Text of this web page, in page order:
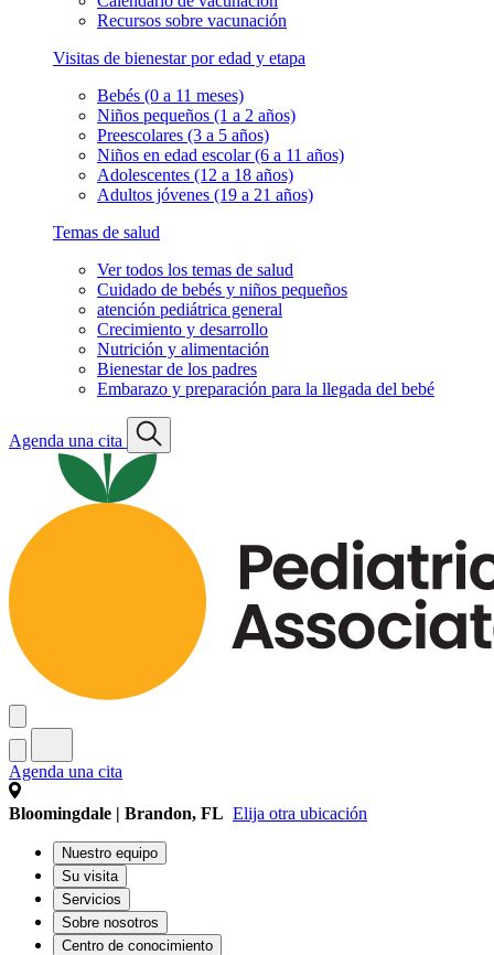
Recursos sobre vacunación
Visitas de bienestar por edad y etapa
Bebés (0 a 11 meses)
Niños pequeños (1 a 2 años)
Preescolares (3 a 5 años)
Niños en edad escolar (6 a 11 años)
Adolescentes (12 a 18 años)
Adultos jóvenes (19 a 21 años)
Temas de salud
Ver todos los temas de salud
Cuidado de bebés y niños pequeños
atención pediátrica general
Crecimiento y desarrollo
Nutrición y alimentación
Bienestar de los padres
Embarazo y preparación para la llegada del bebé
Agenda una cita
Agenda una cita
Bloomingdale | Brandon, FL Elija otra ubicación
Nuestro equipo
Su visita
Servicios
Sobre nosotros
Centro de conocimiento